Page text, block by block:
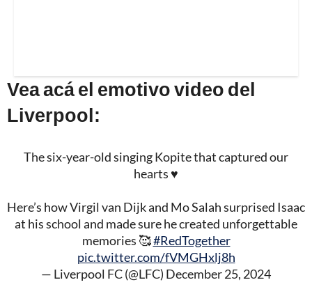
Vea acá el emotivo video del
Liverpool:
The six-year-old singing Kopite that captured our
hearts ♥️
Here’s how Virgil van Dijk and Mo Salah surprised Isaac
at his school and made sure he created unforgettable
memories 🥰#RedTogether
pic.twitter.com/fVMGHxlj8h
— Liverpool FC (@LFC) December 25, 2024